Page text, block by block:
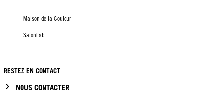
Maison de la Couleur
SalonLab
RESTEZ EN CONTACT
NOUS CONTACTER